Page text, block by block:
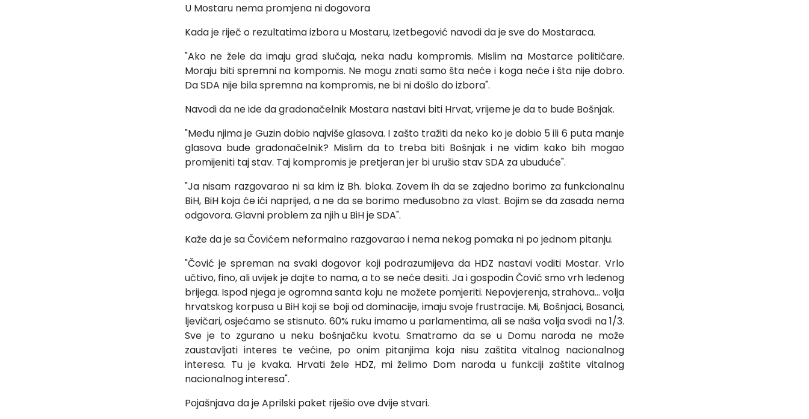
U Mostaru nema promjena ni dogovora
Kada je riječ o rezultatima izbora u Mostaru, Izetbegović navodi da je sve do Mostaraca.
"Ako ne žele da imaju grad slučaja, neka nađu kompromis. Mislim na Mostarce političare.
Moraju biti spremni na kompomis. Ne mogu znati samo šta neće i koga neće i šta nije dobro.
Da SDA nije bila spremna na kompromis, ne bi ni došlo do izbora".
Navodi da ne ide da gradonačelnik Mostara nastavi biti Hrvat, vrijeme je da to bude Bošnjak.
"Među njima je Guzin dobio najviše glasova. I zašto tražiti da neko ko je dobio 5 ili 6 puta manje
glasova bude gradonačelnik? Mislim da to treba biti Bošnjak i ne vidim kako bih mogao
promijeniti taj stav. Taj kompromis je pretjeran jer bi urušio stav SDA za ubuduće".
"Ja nisam razgovarao ni sa kim iz Bh. bloka. Zovem ih da se zajedno borimo za funkcionalnu
BiH, BiH koja će ići naprijed, a ne da se borimo međusobno za vlast. Bojim se da zasada nema
odgovora. Glavni problem za njih u BiH je SDA".
Kaže da je sa Čovićem neformalno razgovarao i nema nekog pomaka ni po jednom pitanju.
"Čović je spreman na svaki dogovor koji podrazumijeva da HDZ nastavi voditi Mostar. Vrlo
učtivo, fino, ali uvijek je dajte to nama, a to se neće desiti. Ja i gospodin Čović smo vrh ledenog
brijega. Ispod njega je ogromna santa koju ne možete pomjeriti. Nepovjerenja, strahova... volja
hrvatskog korpusa u BiH koji se boji od dominacije, imaju svoje frustracije. Mi, Bošnjaci, Bosanci,
ljevičari, osjećamo se stisnuto. 60% ruku imamo u parlamentima, ali se naša volja svodi na 1/3.
Sve je to zgurano u neku bošnjačku kvotu. Smatramo da se u Domu naroda ne može
zaustavljati interes te većine, po onim pitanjima koja nisu zaštita vitalnog nacionalnog
interesa. Tu je kvaka. Hrvati žele HDZ, mi želimo Dom naroda u funkciji zaštite vitalnog
nacionalnog interesa".
Pojašnjava da je Aprilski paket riješio ove dvije stvari.